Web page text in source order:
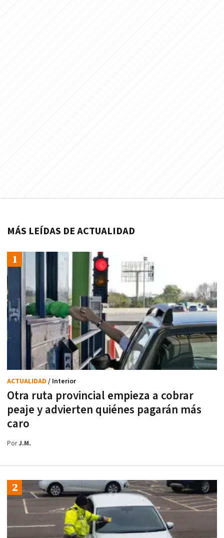
MÁS LEÍDAS DE ACTUALIDAD
Otra ruta provincial empieza a cobrar
peaje y advierten quiénes pagarán más
caro
ACTUALIDAD / Interior
PorJ.M.